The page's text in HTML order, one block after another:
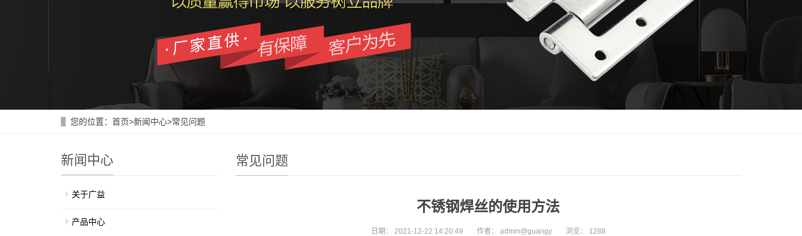
您的位置： 首页>新闻中心>常见问题
常见问题
不锈钢焊丝的使用方法
日期： 2021-12-22 14:20:49 作者： admin@guangy 浏览： 1288
新闻中心
关于广益
产品中心